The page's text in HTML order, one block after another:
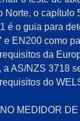
Norte, o capítulo
é o guia para
e EN200 como
da
AS/NZS 3718
do
MEDIDOR